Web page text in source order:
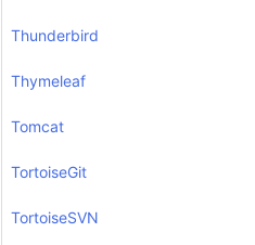
Thunderbird
Thymeleaf
Tomcat
TortoiseGit
TortoiseSVN